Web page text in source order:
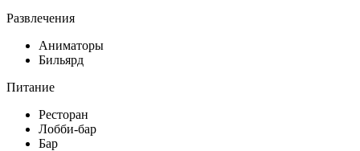
Развлечения
Аниматоры
Бильярд
Питание
Ресторан
Лобби-бар
Бар